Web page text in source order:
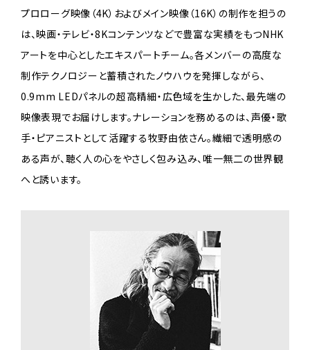
プロローグ映像（4K）およびメイン映像（16K）の制作を担うの
は、映画・テレビ・8Kコンテンツなどで豊富な実績をもつNHK
アートを中心としたエキスパートチーム。各メンバーの高度な
制作テクノロジーと蓄積されたノウハウを発揮しながら、
0.9mm LEDパネルの超高精細・広色域を生かした、最先端の
映像表現でお届けします。ナレーションを務めるのは、声優・歌
手・ピアニストとして活躍する牧野由依さん。繊細で透明感の
ある声が、聴く人の心をやさしく包み込み、唯一無二の世界観
へと誘います。